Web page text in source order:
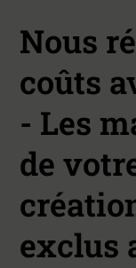
Nous
coûts
- Les
de
exclus